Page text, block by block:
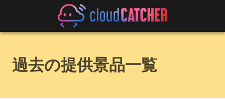
過去の提供景品一覧